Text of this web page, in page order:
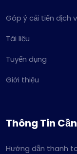
Góp ý cải tiến dịch
Tài liệu
Tuyển dụng
Giới thiệu
Thông Tin
Hướng dẫn thanh